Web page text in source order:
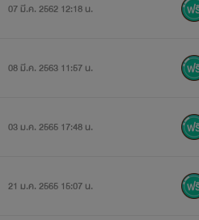
07 มี.ค. 2562 12:18 น.
08 มี.ค. 2563 11:57 น.
03 ม.ค. 2565 17:48 น.
21 ม.ค. 2565 15:07 น.